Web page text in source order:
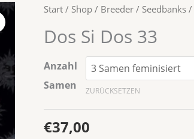
Start / Shop / Breeder / Seedbanks /
Dos Si Dos 33
Anzahl
Samen
ZURÜCKSETZEN
€37,00
Dos
Dos
Menge